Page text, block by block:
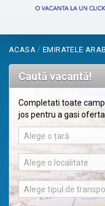
ACASA / EMIRATELE
Caută vacantă!
Completati toate
jos pentru a gasi
Alege o țară
Alege o localitate
Alege tipul de